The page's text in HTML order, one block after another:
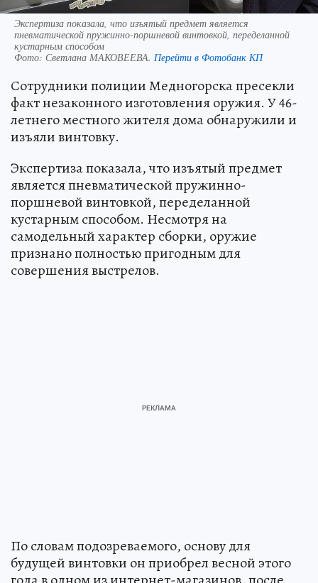
Экспертиза показала, что изъятый предмет является
пневматической пружинно-поршневой винтовкой, переделанной
кустарным способом
Фото: Светлана МАКОВЕЕВА. Перейти в Фотобанк КП
Сотрудники полиции Медногорска пресекли
факт незаконного изготовления оружия. У 46-
летнего местного жителя дома обнаружили и
изъяли винтовку.
Экспертиза показала, что изъятый предмет
является пневматической пружинно-
поршневой винтовкой, переделанной
кустарным способом. Несмотря на
самодельный характер сборки, оружие
признано полностью пригодным для
совершения выстрелов.
По словам подозреваемого, основу для
будущей винтовки он приобрел весной этого